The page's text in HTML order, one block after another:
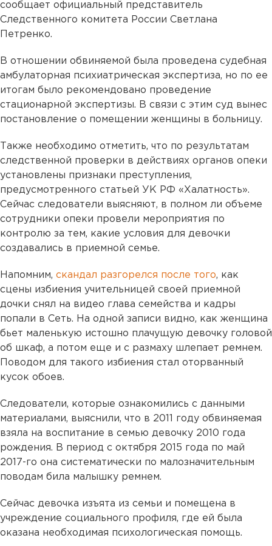
сообщает официальный представитель
Следственного комитета России Светлана
Петренко.
В отношении обвиняемой была проведена судебная
амбулаторная психиатрическая экспертиза, но по ее
итогам было рекомендовано проведение
стационарной экспертизы. В связи с этим суд вынес
постановление о помещении женщины в больницу.
Также необходимо отметить, что по результатам
следственной проверки в действиях органов опеки
установлены признаки преступления,
предусмотренного статьей УК РФ «Халатность».
Сейчас следователи выясняют, в полном ли объеме
сотрудники опеки провели мероприятия по
контролю за тем, какие условия для девочки
создавались в приемной семье.
Напомним, скандал разгорелся после того, как
сцены избиения учительницей своей приемной
дочки снял на видео глава семейства и кадры
попали в Сеть. На одной записи видно, как женщина
бьет маленькую истошно плачущую девочку головой
об шкаф, а потом еще и с размаху шлепает ремнем.
Поводом для такого избиения стал оторванный
кусок обоев.
Следователи, которые ознакомились с данными
материалами, выяснили, что в 2011 году обвиняемая
взяла на воспитание в семью девочку 2010 года
рождения. В период с октября 2015 года по май
2017-го она систематически по малозначительным
поводам била малышку ремнем.
Сейчас девочка изъята из семьи и помещена в
учреждение социального профиля, где ей была
оказана необходимая психологическая помощь.